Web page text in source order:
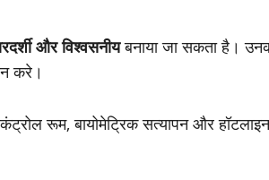
और विश्वसनीयबनाया जा सकता है।
करे।
रूम, बायोमेट्रिक सत्यापन और